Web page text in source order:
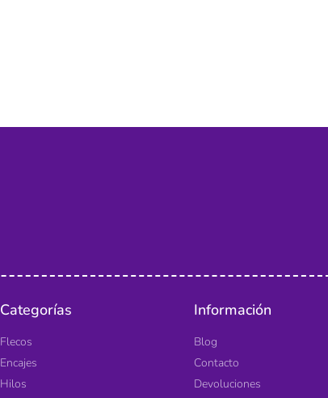
Categorías
Flecos
Encajes
Hilos
Información
Blog
Contacto
Devoluciones